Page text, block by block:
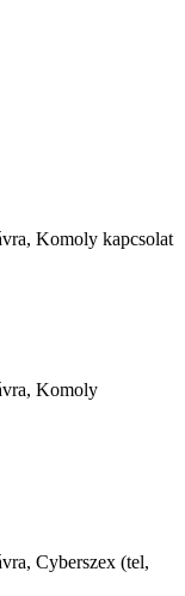
Komoly kapcsolat
Komoly
Cyberszex (tel,